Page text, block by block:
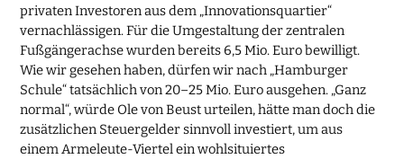
privaten Investoren aus dem „Innovationsquartier“
vernachlässigen. Für die Umgestaltung der zentralen
Fußgängerachse wurden bereits 6,5 Mio. Euro bewilligt.
Wie wir gesehen haben, dürfen wir nach „Hamburger
Schule“ tatsächlich von 20–25 Mio. Euro ausgehen. „Ganz
normal“, würde Ole von Beust urteilen, hätte man doch die
zusätzlichen Steuergelder sinnvoll investiert, um aus
einem Armeleute-Viertel ein wohlsituiertes